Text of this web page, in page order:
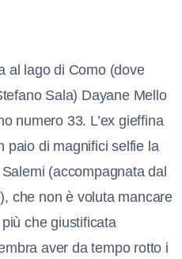
al lago di Como (dove
Sala) Dayane Mello
numero 33. L’ex gieffina
paio di magnifici selfie la
(accompagnata dal
che non è voluta mancare
che giustificata
aver da tempo rotto i